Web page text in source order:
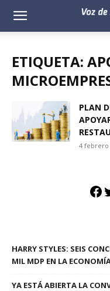
Voz
ETIQUETA:
PLAN
4 febrero
HARRY STYLES: SEIS
MIL MDP EN LA
YA ESTÁ ABIERTA LA